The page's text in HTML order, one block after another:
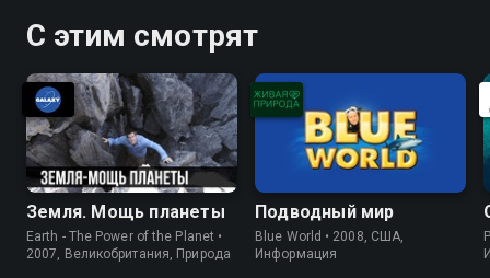
С этим смотрят
Земля. Мощь планеты
Earth - The Power of the Planet •
2007, Великобритания, Природа
Подводный мир
Blue World • 2008, США,
Информация